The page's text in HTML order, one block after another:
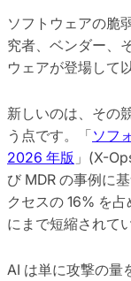
ソフトウェアの脆
究者、ベンダー、
ウェアが登場して
新しいのは、その
う点です。「ソフ
2026 年版 」(X-
び MDR の事例に
クセスの 16% を
にまで短縮されて
AI は単に攻撃の量